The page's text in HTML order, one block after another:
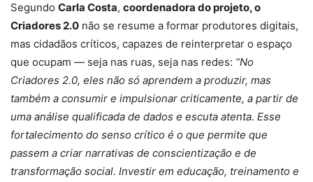
Segundo Carla Costa, coordenadora do projeto, o
Criadores 2.0 não se resume a formar produtores digitais,
mas cidadãos críticos, capazes de reinterpretar o espaço
que ocupam — seja nas ruas, seja nas redes: “No
Criadores 2.0, eles não só aprendem a produzir, mas
também a consumir e impulsionar criticamente, a partir de
uma análise qualificada de dados e escuta atenta. Esse
fortalecimento do senso crítico é o que permite que
passem a criar narrativas de conscientização e de
transformação social. Investir em educação, treinamento e